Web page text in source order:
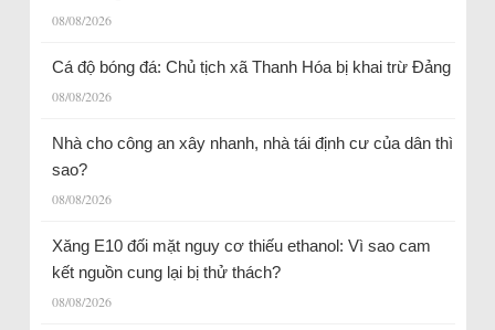
08/08/2026
Cá độ bóng đá: Chủ tịch xã Thanh Hóa bị khai trừ Đảng
08/08/2026
Nhà cho công an xây nhanh, nhà tái định cư của dân thì
sao?
08/08/2026
Xăng E10 đối mặt nguy cơ thiếu ethanol: Vì sao cam
kết nguồn cung lại bị thử thách?
08/08/2026